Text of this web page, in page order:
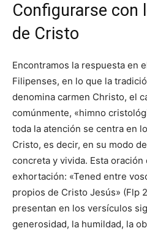
Configurarse con
de Cristo
Encontramos la respuesta en
Filipenses, en lo que la
denomina carmen Christo, el
comúnmente, «himno
toda la atención se centra en
Cristo, es decir, en su modo
concreta y vivida. Esta oración
exhortación: «Tened entre
propios de Cristo Jesús» (Flp
presentan en los versículos
generosidad, la humildad, la